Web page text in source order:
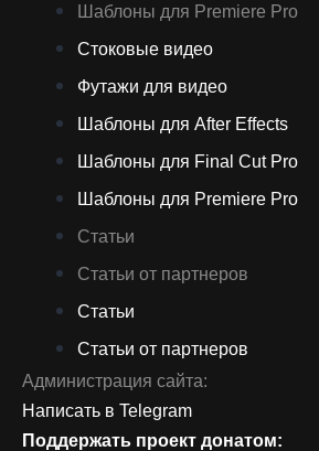
Шаблоны для Premiere Pro
Стоковые видео
Футажи для видео
Шаблоны для After Effects
Шаблоны для Final Cut Pro
Шаблоны для Premiere Pro
Статьи
Статьи от партнеров
Статьи
Статьи от партнеров
Администрация сайта:
Написать в Telegram
Поддержать проект донатом: